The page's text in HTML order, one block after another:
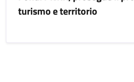
turismo e territorio